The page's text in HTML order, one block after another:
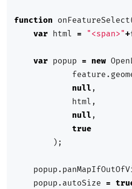
function onFeatureSelect
var html = "<span>"+
var popup = new
feature .
null ,
html ,
null ,
true
);
popup .
popup . autoSize =